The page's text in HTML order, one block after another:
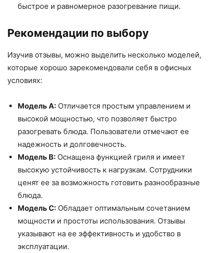
быстрое и равномерное разогревание пищи.
Рекомендации по выбору
Изучив отзывы, можно выделить несколько моделей,
которые хорошо зарекомендовали себя в офисных
условиях:
Модель A: Отличается простым управлением и
высокой мощностью, что позволяет быстро
разогревать блюда. Пользователи отмечают ее
надежность и долговечность.
Модель B: Оснащена функцией гриля и имеет
высокую устойчивость к нагрузкам. Сотрудники
ценят ее за возможность готовить разнообразные
блюда.
Модель C: Обладает оптимальным сочетанием
мощности и простоты использования. Отзывы
указывают на ее эффективность и удобство в
эксплуатации.